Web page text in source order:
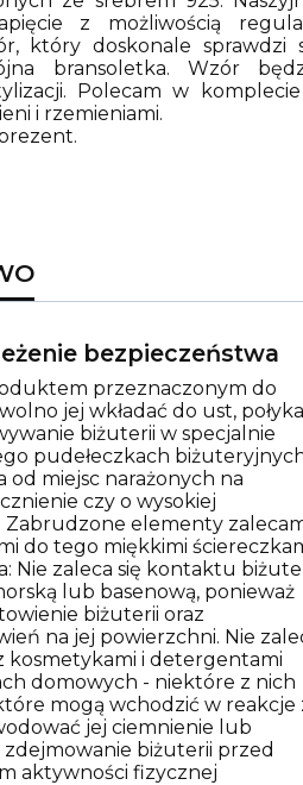
z możliwością
który doskonale sprawdzi
bransoletka. Wzór
Polecam w
i rzemieniami.
bezpieczeństwa
przeznaczonym do
jej wkładać do ust,
biżuterii w specjalnie
pudełeczkach
od miejsc narażonych na
czy o wysokiej
elementy
do tego miękkimi
Nie zaleca się kontaktu
lub basenową, ponieważ
biżuterii oraz
na jej powierzchni. Nie
kosmetykami i detergentami
domowych - niektóre z nich
mogą wchodzić w reakcje
jej ciemnienie lub
zdejmowanie biżuterii przed
aktywności fizycznej